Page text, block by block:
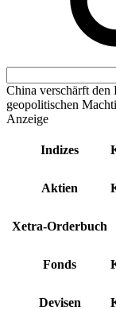
China verschärft
geopolitischen
Anzeige
Indizes
Aktien
Xetra-Orderbuch
Fonds
Devisen